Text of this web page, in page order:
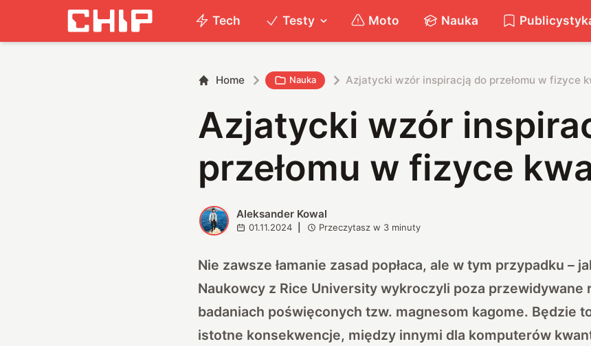
Tech Testy Moto Nauka
Home Nauka Azjatycki wzór inspiracją do przełomu w fizyce
Azjatycki wzór
przełomu w fizyce
A Aleksander Kowal
01.11.2024 Przeczytasz w 3 minuty
Nie zawsze łamanie zasad popłaca, ale w tym przypadku –
Naukowcy z Rice University wykroczyli poza przewidywane
badaniach poświęconych tzw. magnesom kagome. Będzie
istotne konsekwencje, między innymi dla komputerów